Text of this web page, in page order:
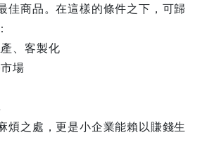
佳商品。在這樣的條件之下，可歸
、客製化
場
煩之處，更是小企業能賴以賺錢生